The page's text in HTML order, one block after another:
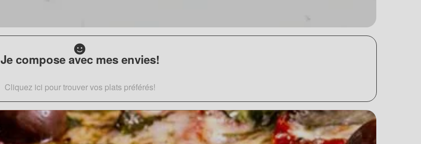
Je compose avec mes envies!
Cliquez ici pour trouver vos plats préférés!